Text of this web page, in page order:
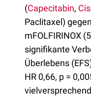
(Capecitabin,
Paclitaxel)
mFOLFIRINOX
signifikante
Überlebens
HR 0,66, p =